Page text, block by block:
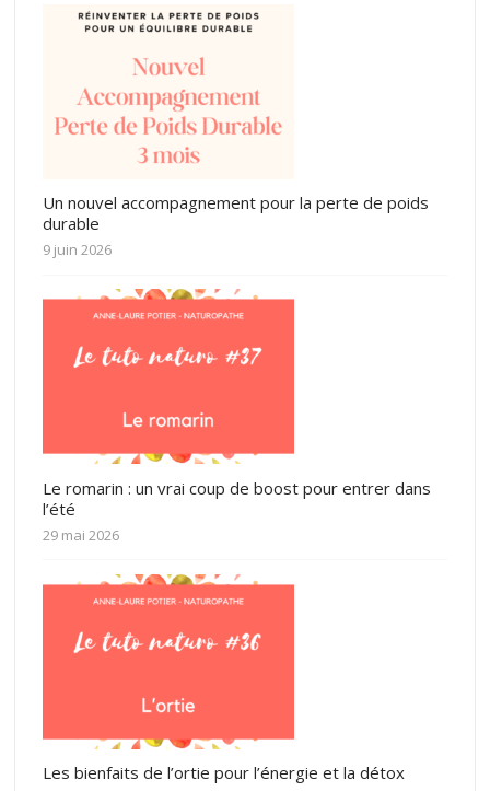
Un nouvel accompagnement pour la perte de poids
durable
9 juin 2026
Le romarin : un vrai coup de boost pour entrer dans
l’été
29 mai 2026
Les bienfaits de l’ortie pour l’énergie et la détox